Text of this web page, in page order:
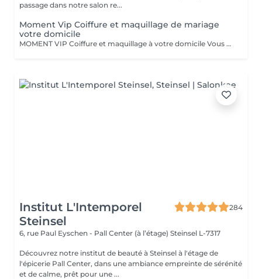
passage dans notre salon re...
Moment Vip Coiffure et maquillage de mariage
votre domicile
MOMENT VIP Coiffure et maquillage à votre domicile Vous vous mariez bientôt ??? Félicitations ! Pour que ce jour soit unique et parfait,laissez-nous prendre soin de vous. Inoubliable: Votre Moment d'Exception"Votre mariage est bien plus qu'un simple événement - c'est un chapitre magique dans l'histoire de votre vie. Chez nous, nous célébrons votre unicité et mettons en valeur votre beauté naturelle pour faire de ce jour le plus mémorable de votre vie. Votre Beauté, Notre Priorité: Parce que vous êtes la personne la plus importante pour ce moment d'exception, notre équipe dévouée de coiffeurs et de maquilleurs met tout en uvre pour vous sublimer, en accord avec votre style personnel et votre vision pour le grand jour. Coiffure de Rêve: De la sophistication classique à l'audace moderne, nous créons des coiffures qui capturent l'essence de votre personnalité et complètent à la perfection votre tenue de mariée, vous faisant rayonner de confiance et d'élégance. Maquillage Élégant: Avec une touche experte, notre équipe de maquilleurs vous offre un look qui met en valeur votre beauté naturelle tout en résistant aux larmes de joie et en vous assurant une allure impeccable tout au long de la journée. Votre Moment, parce que ce jour vous appartient, nous vous offrons un moment de luxe et d'intimité où vous pouvez vous détendre et vous préparer en toute sérénité, sachant que vous êtes entre de bonnes mains. Laissez -nous vous aider à créer des souvenirs inoubliables
Institut L'Intemporel
Steinsel
284
6, rue Paul Eyschen - Pall Center (à l’étage) Steinsel L-7317
Découvrez notre institut de beauté à Steinsel à l'étage de
l'épicerie Pall Center, dans une ambiance empreinte de sérénité
et de calme, prêt pour une ...